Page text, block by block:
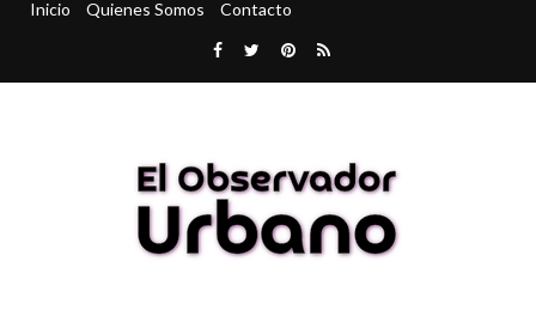
Inicio Quienes Somos Contacto